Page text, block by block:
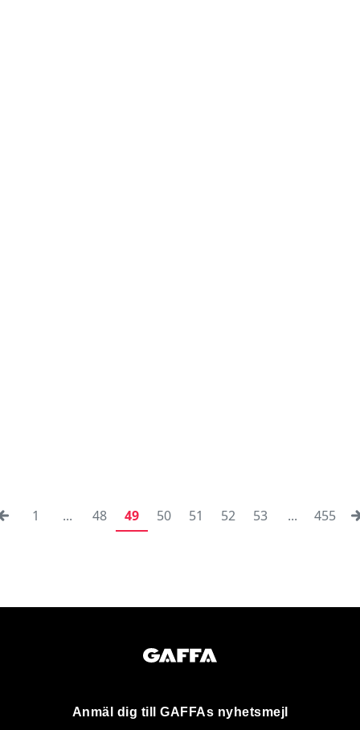
1 ... 48 49 50 51 52 53 ... 455
Anmäl dig till GAFFAs nyhetsmejl